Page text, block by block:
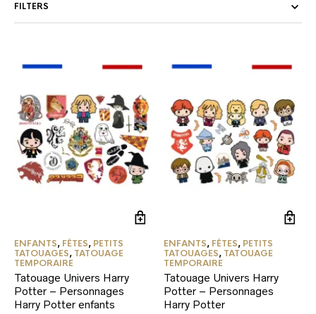
FILTERS
ENFANTS, FÊTES, PETITS
TATOUAGES, TATOUAGE
TEMPORAIRE
Tatouage Univers Harry
Potter – Personnages
Harry Potter enfants
ENFANTS, FÊTES, PETITS
TATOUAGES, TATOUAGE
TEMPORAIRE
Tatouage Univers Harry
Potter – Personnages
Harry Potter